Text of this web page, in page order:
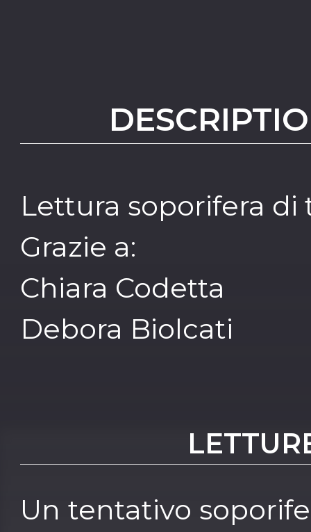
Lettura soporifera
Grazie a:
Chiara Codetta
Debora Biolcati
Un tentativo